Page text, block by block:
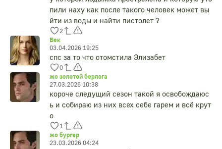
пили наху как после такого человек может вы
йти из воды и найти пистолет ?
2
Бек
03.04.2026 19:25
спс за то что отомстила Элизабет
0
жо золотой берлога
27.03.2026 10:38
короче следущий сезон такой я освобождаюс
ь и собираю из них всех себе гарем и всё крут
о
1
жо бургер
23.03.2026 04:24